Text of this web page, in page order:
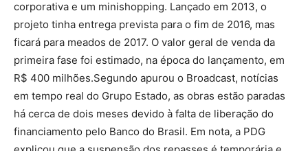
corporativa e um minishopping. Lançado em 2013, o
projeto tinha entrega prevista para o fim de 2016, mas
ficará para meados de 2017. O valor geral de venda da
primeira fase foi estimado, na época do lançamento, em
R$ 400 milhões.Segundo apurou o Broadcast, notícias
em tempo real do Grupo Estado, as obras estão paradas
há cerca de dois meses devido à falta de liberação do
financiamento pelo Banco do Brasil. Em nota, a PDG